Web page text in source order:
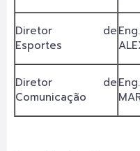
Diretor de
Esportes
Diretor de
Comunicação